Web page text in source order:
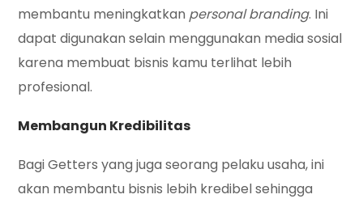
membantu meningkatkan personal branding. Ini
dapat digunakan selain menggunakan media sosial
karena membuat bisnis kamu terlihat lebih
profesional.
Membangun Kredibilitas
Bagi Getters yang juga seorang pelaku usaha, ini
akan membantu bisnis lebih kredibel sehingga